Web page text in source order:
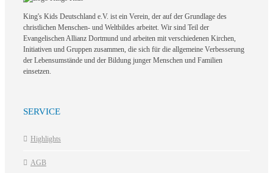
King's Kids Deutschland e.V. ist ein Verein, der auf der Grundlage des
christlichen Menschen- und Weltbildes arbeitet. Wir sind Teil der
Evangelischen Allianz Dortmund und arbeiten mit verschiedenen Kirchen,
Initiativen und Gruppen zusammen, die sich für die allgemeine Verbesserung
der Lebensumstände und der Bildung junger Menschen und Familien
einsetzen.
SERVICE
Highlights
AGB